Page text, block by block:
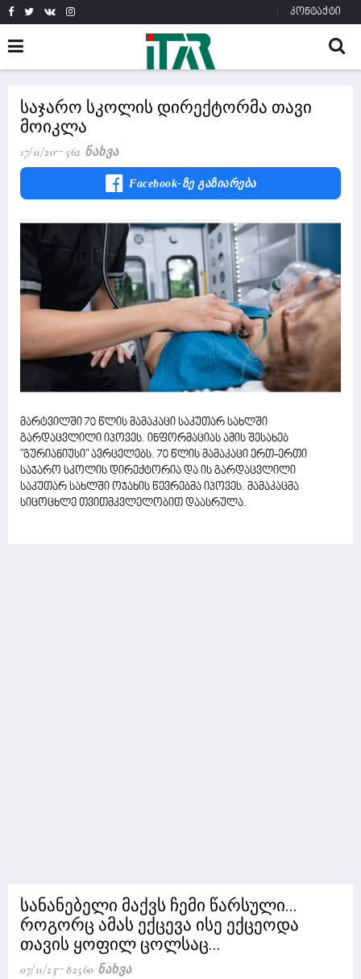
კონტაქტი
საჯარო სკოლის დირექტორმა თავი
მოიკლა
17/11/20 562 Ნახვა
Facebook-Ზე Გაზიარება
მარტვილში 70 წლის მამაკაცი საკუთარ სახლში
გარდაცვლილი იპოვეს. ინფორმაციას ამის შესახებ
"გურიანიუსი" ავრცელებს. 70 წლის მამაკაცი ერთ-ერთი
საჯარო სკოლის დირექტორია და ის გარდაცვლილი
საკუთარ სახლში ოჯახის წევრებმა იპოვეს. მამაკაცმა
სიცოცხლე თვითმკვლელობით დაასრულა.
სანანებელი მაქვს ჩემი წარსული...
როგორც ამას ექცევა ისე ექცეოდა
თავის ყოფილ ცოლსაც...
07/11/23 82560 Ნახვა